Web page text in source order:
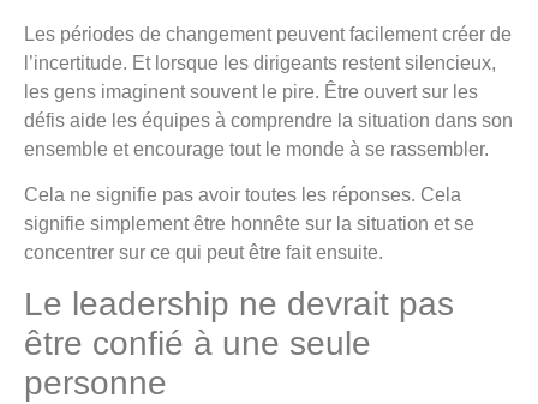
Les périodes de changement peuvent facilement créer de
l’incertitude. Et lorsque les dirigeants restent silencieux,
les gens imaginent souvent le pire. Être ouvert sur les
défis aide les équipes à comprendre la situation dans son
ensemble et encourage tout le monde à se rassembler.
Cela ne signifie pas avoir toutes les réponses. Cela
signifie simplement être honnête sur la situation et se
concentrer sur ce qui peut être fait ensuite.
Le leadership ne devrait pas
être confié à une seule
personne